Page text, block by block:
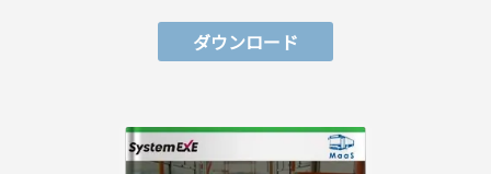
ダウンロード